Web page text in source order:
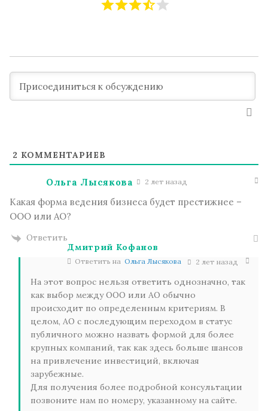
2 КОММЕНТАРИЕВ
Ольга Лысякова 2 лет назад
Какая форма ведения бизнеса будет престижнее –
ООО или АО?
Ответить
Дмитрий Кофанов
Ответить на Ольга Лысякова 2 лет назад
На этот вопрос нельзя ответить однозначно, так
как выбор между ООО или АО обычно
происходит по определенным критериям. В
целом, АО с последующим переходом в статус
публичного можно назвать формой для более
крупных компаний, так как здесь больше шансов
на привлечение инвестиций, включая
зарубежные.
Для получения более подробной консультации
позвоните нам по номеру, указанному на сайте.